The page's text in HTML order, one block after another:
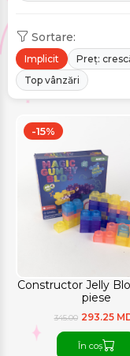
Sortare:
Implicit Preț:
Top vânzări
Constructor Jelly
piese
-15%
345.00 293.25
În coș